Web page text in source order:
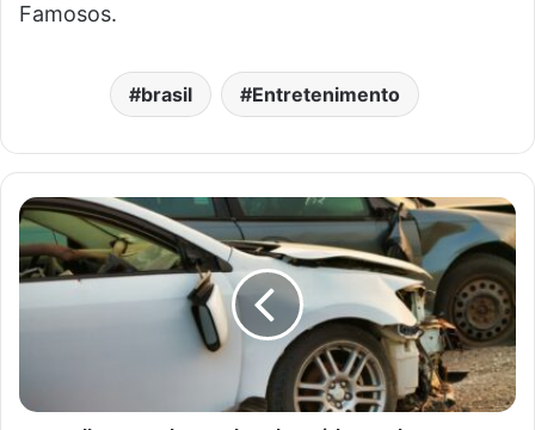
Famosos.
brasil Entretenimento